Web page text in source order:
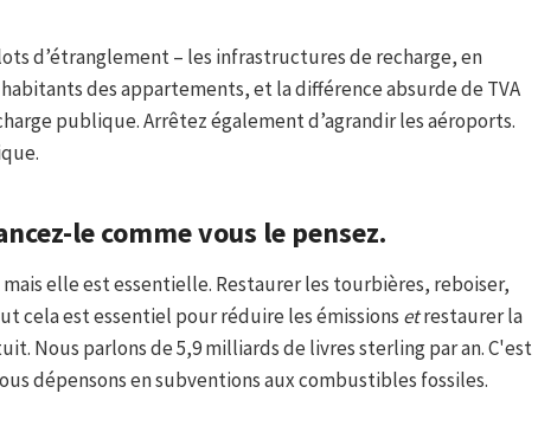
d’étranglement – ​​les infrastructures de recharge, en
des appartements, et la différence absurde de TVA
publique. Arrêtez également d’agrandir les aéroports.
le comme vous le pensez.
elle est essentielle. Restaurer les tourbières, reboiser,
cela est essentiel pour réduire les émissions etrestaurer la
Nous parlons de 5,9 milliards de livres sterling par an. C'est
dépensons en subventions aux combustibles fossiles.